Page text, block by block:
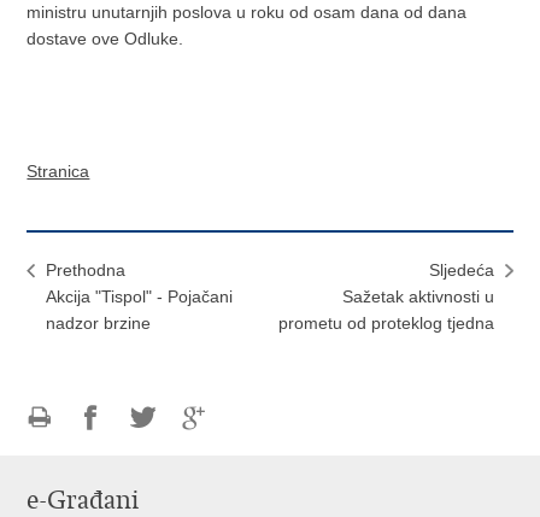
ministru unutarnjih poslova u roku od osam dana od dana
dostave ove Odluke.
Stranica
Prethodna
Akcija "Tispol" - Pojačani
nadzor brzine
Sljedeća
Sažetak aktivnosti u
prometu od proteklog tjedna
FacebookuTwitteru
e-Građani